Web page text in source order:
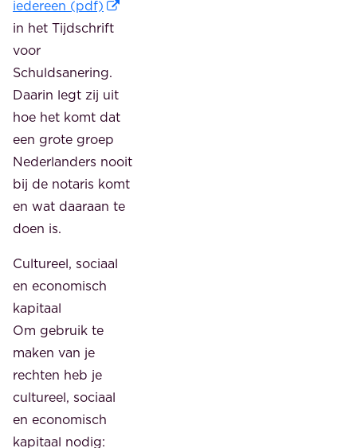
iedereen (pdf)
in het Tijdschrift
voor
Schuldsanering.
Daarin legt zij uit
hoe het komt dat
een grote groep
Nederlanders nooit
bij de notaris komt
en wat daaraan te
doen is.
Cultureel, sociaal
en economisch
kapitaal
Om gebruik te
maken van je
rechten heb je
cultureel, sociaal
en economisch
kapitaal nodig: